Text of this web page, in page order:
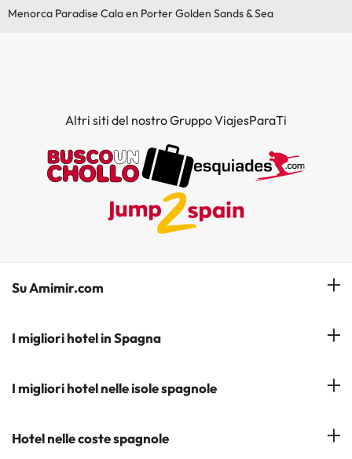
Menorca Paradise Cala en Porter Golden Sands & Sea
Altri siti del nostro Gruppo ViajesParaTi
Su Amimir.com
Il Nostro Team
Iscrivetevi alla nostra newsletter
I migliori hotel in Spagna
Hotel a Salou
Hotel a Cádiz
I migliori hotel nelle isole spagnole
Hotel a Tenerife
Hotel nelle coste spagnole